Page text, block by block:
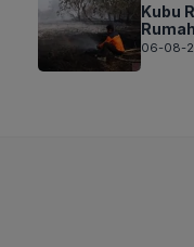
Kubu
06-08-